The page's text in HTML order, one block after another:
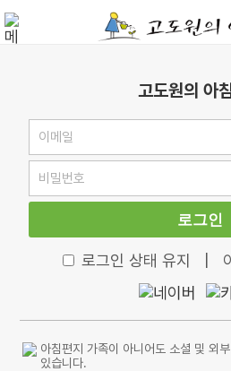
고도원의 아
로그인
로그인 상태 유지
아침편지 가족이 아니어도 소셜 및 외
있습니다.